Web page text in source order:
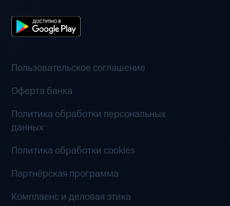
Пользовательское соглашение
Оферта банка
Политика обработки персональных
данных
Политика обработки cookies
Партнёрская программа
Комплаенс и деловая этика